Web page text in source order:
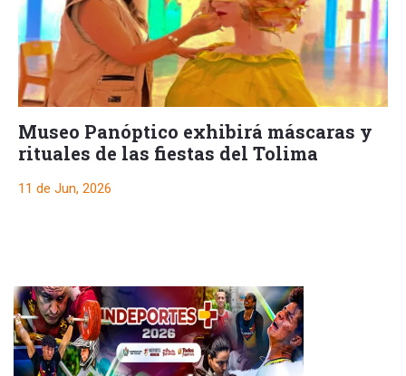
Museo Panóptico exhibirá máscaras y
rituales de las fiestas del Tolima
11 de Jun, 2026